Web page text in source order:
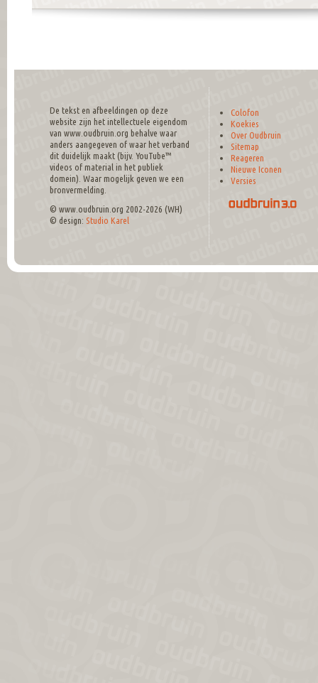
De tekst en afbeeldingen op deze
website zijn het intellectuele eigendom
van www.oudbruin.org behalve waar
anders aangegeven of waar het verband
dit duidelijk maakt (bijv. YouTube™
videos of material in het publiek
domein). Waar mogelijk geven we een
bronvermelding.
© www.oudbruin.org 2002-2026 (WH)
© design: Studio Karel
Colofon
Koekies
Over Oudbruin
Sitemap
Reageren
Nieuwe Iconen
Versies